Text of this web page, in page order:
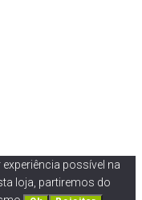
possível na
loja, partiremos do